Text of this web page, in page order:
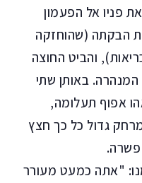
פניו אל הפעמון
הבקתה (שהוחזקה
והביט החוצה
המנהרה. באותן שתי
אפוף תעלומה,
גדול כל כך חצץ
פשרה.
"אתה כמעט מעורר